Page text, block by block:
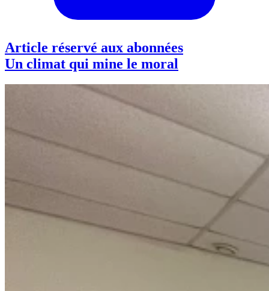
Article réservé aux abonnées
Un climat qui mine le moral